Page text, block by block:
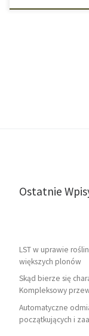
Ostatnie
LST w uprawie
większych plonów
Skąd bierze się
Kompleksowy
Automatyczne
początkujących i